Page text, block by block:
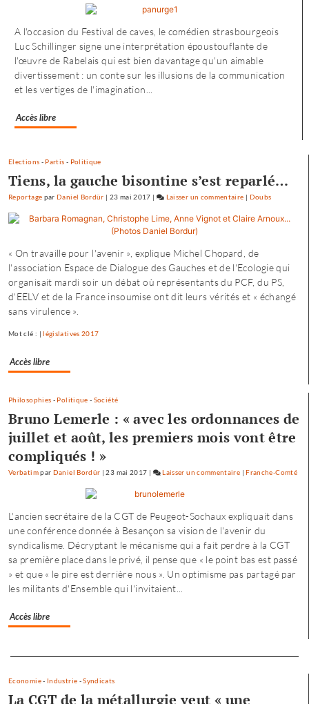
à
Besançon
:
«
compte
A l'occasion du Festival de caves, le comédien strasbourgeois
Luc Schillinger signe une interprétation époustouflante de
l'œuvre de Rabelais qui est bien davantage qu'un aimable
divertissement : un conte sur les illusions de la communication
et les vertiges de l'imagination...
Accès libre
Elections - Partis - Politique
Tiens, la gauche bisontine s’est reparlé…
Reportage parDaniel Bordür | 23 mai 2017 | Laisser un commentaire on
Besançon
:
«
une
| Doubs
« On travaille pour l'avenir », explique Michel Chopard, de
l'association Espace de Dialogue des Gauches et de l'Ecologie qui
organisait mardi soir un débat où représentants du PCF, du PS,
d'EELV et de la France insoumise ont dit leurs vérités et « échangé
sans virulence ».
Mot clé : |législatives 2017
Accès libre
Philosophies - Politique - Société
Bruno Lemerle : « avec les ordonnances de
juillet et août, les premiers mois vont être
compliqués ! »
Verbatimpar Daniel Bordür |23 mai 2017 | Laisser un commentaire on
à
Besançon
:
«
une
|Franche-Comté
L'ancien secrétaire de la CGT de Peugeot-Sochaux expliquait dans
une conférence donnée à Besançon sa vision de l'avenir du
syndicalisme. Décryptant le mécanisme qui a fait perdre à la CGT
sa première place dans le privé, il pense que « le point bas est passé
» et que « le pire est derrière nous ». Un optimisme pas partagé par
les militants d'Ensemble qui l'invitaient...
Accès libre
Separateur
Economie- Industrie -Syndicats
La CGT de la métallurgie veut « une